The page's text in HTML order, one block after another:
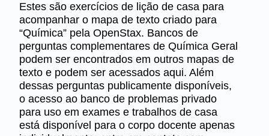
Estes são exercícios de lição de casa para
acompanhar o mapa de texto criado para
“Química” pela OpenStax. Bancos de
perguntas complementares de Química Geral
podem ser encontrados em outros mapas de
texto e podem ser acessados aqui. Além
dessas perguntas publicamente disponíveis,
o acesso ao banco de problemas privado
para uso em exames e trabalhos de casa
está disponível para o corpo docente apenas